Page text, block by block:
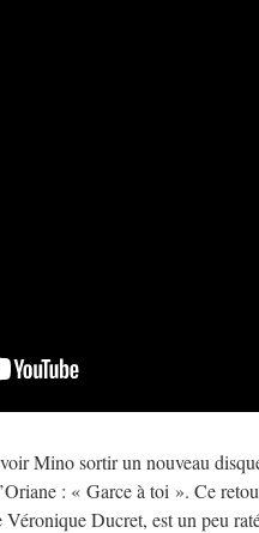
Mino sortir un nouveau
: « Garce à toi ». Ce
Ducret, est un peu